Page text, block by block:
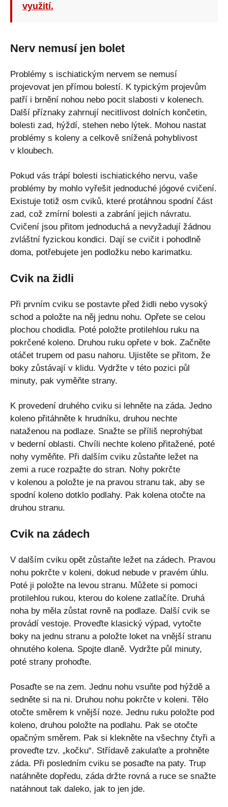
využití.
Nerv nemusí jen bolet
Problémy s ischiatickým nervem se nemusí
projevovat jen přímou bolestí. K typickým projevům
patří i brnění nohou nebo pocit slabosti v kolenech.
Další příznaky zahrnují necitlivost dolních končetin,
bolesti zad, hýždí, stehen nebo lýtek. Mohou nastat
problémy s koleny a celkově snížená pohyblivost
v kloubech.
Pokud vás trápí bolesti ischiatického nervu, vaše
problémy by mohlo vyřešit jednoduché jógové cvičení.
Existuje totiž osm cviků, které protáhnou spodní část
zad, což zmírní bolesti a zabrání jejich návratu.
Cvičení jsou přitom jednoduchá a nevyžadují žádnou
zvláštní fyzickou kondici. Dají se cvičit i pohodlně
doma, potřebujete jen podložku nebo karimatku.
Cvik na židli
Při prvním cviku se postavte před židli nebo vysoký
schod a položte na něj jednu nohu. Opřete se celou
plochou chodidla. Poté položte protilehlou ruku na
pokrčené koleno. Druhou ruku opřete v bok. Začněte
otáčet trupem od pasu nahoru. Ujistěte se přitom, že
boky zůstávají v klidu. Vydržte v této pozici půl
minuty, pak vyměňte strany.
K provedení druhého cviku si lehněte na záda. Jedno
koleno přitáhněte k hrudníku, druhou nechte
nataženou na podlaze. Snažte se příliš neprohýbat
v bederní oblasti. Chvíli nechte koleno přitažené, poté
nohy vyměňte. Při dalším cviku zůstaňte ležet na
zemi a ruce rozpažte do stran. Nohy pokrčte
v kolenou a položte je na pravou stranu tak, aby se
spodní koleno dotklo podlahy. Pak kolena otočte na
druhou stranu.
Cvik na zádech
V dalším cviku opět zůstaňte ležet na zádech. Pravou
nohu pokrčte v koleni, dokud nebude v pravém úhlu.
Poté ji položte na levou stranu. Můžete si pomoci
protilehlou rukou, kterou do kolene zatlačíte. Druhá
noha by měla zůstat rovně na podlaze. Další cvik se
provádí vestoje. Proveďte klasický výpad, vytočte
boky na jednu stranu a položte loket na vnější stranu
ohnutého kolena. Spojte dlaně. Vydržte půl minuty,
poté strany prohoďte.
Posaďte se na zem. Jednu nohu vsuňte pod hýždě a
sedněte si na ni. Druhou nohu pokrčte v koleni. Tělo
otočte směrem k vnější noze. Jednu ruku položte pod
koleno, druhou položte na podlahu. Pak se otočte
opačným směrem. Pak si klekněte na všechny čtyři a
proveďte tzv. „kočku“. Střídavě zakulaťte a prohněte
záda. Při posledním cviku se posaďte na paty. Trup
natáhněte dopředu, záda držte rovná a ruce se snažte
natáhnout tak daleko, jak to jen jde.